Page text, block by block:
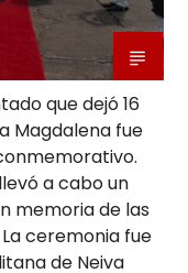
que dejó 16
Magdalena fue
a cabo un
memoria de las
ceremonia fue
de Neiva